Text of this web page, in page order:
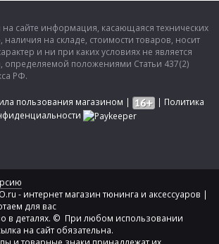
на сайте информация, касающаяся технических
наличия на складе, стоимости товаров, носит
и ни при каких условиях не является
определяемой положениями Статьи 437(2)
РФ.
пользования магазином | | Политика
- интернет магазин тюнинга и аксессуаров |
для вас
в деталях. © При любом использовании
на сайт обязательна.